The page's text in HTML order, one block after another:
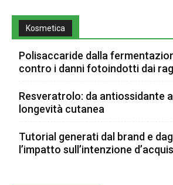
Kosmetica
Polisaccaride dalla
contro i danni fotoindotti dai
Resveratrolo: da antiossidante
longevità cutanea
Tutorial generati dal brand e
l’impatto sull’intenzione